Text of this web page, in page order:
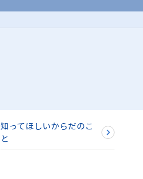
知ってほしいからだのこ
と